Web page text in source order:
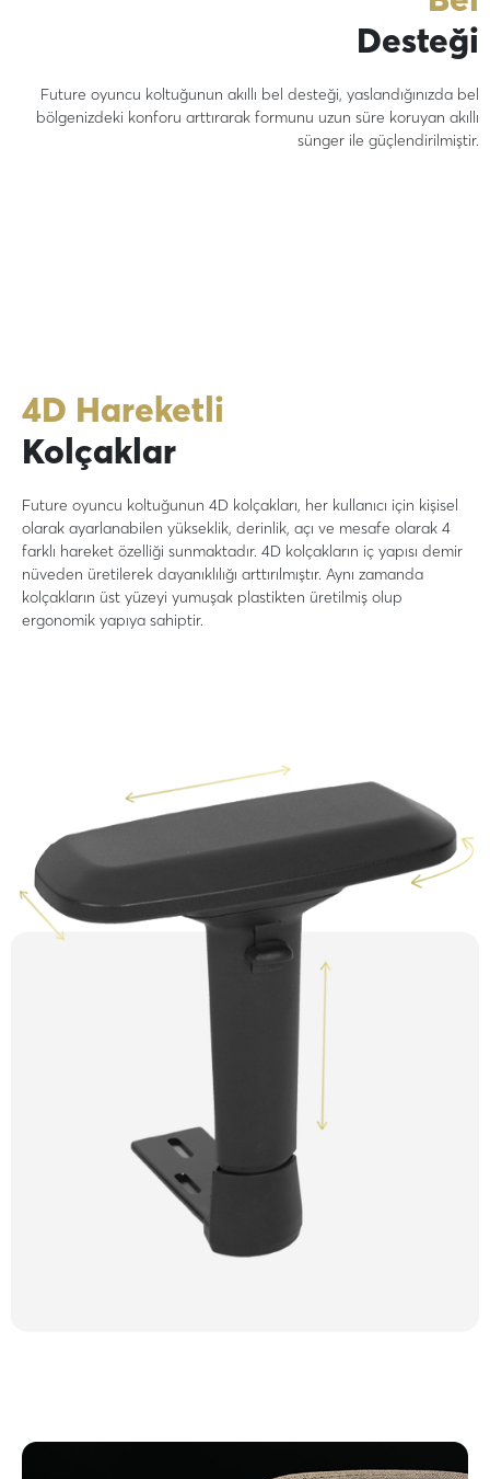
Desteği
Future oyuncu koltuğunun akıllı bel desteği, yaslandığınızda bel
bölgenizdeki konforu arttırarak formunu uzun süre koruyan akıllı
sünger ile güçlendirilmiştir.
4D Hareketli
Kolçaklar
Future oyuncu koltuğunun 4D kolçakları, her kullanıcı için kişisel
olarak ayarlanabilen yükseklik, derinlik, açı ve mesafe olarak 4
farklı hareket özelliği sunmaktadır. 4D kolçakların iç yapısı demir
nüveden üretilerek dayanıklılığı arttırılmıştır. Aynı zamanda
kolçakların üst yüzeyi yumuşak plastikten üretilmiş olup
ergonomik yapıya sahiptir.